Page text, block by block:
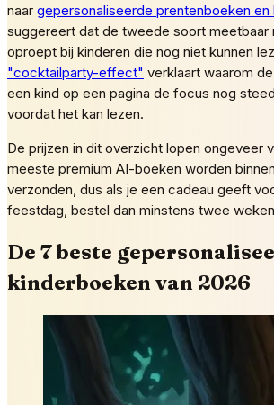
naar gepersonaliseerde prentenboeken
suggereert dat de tweede soort meetbaar
oproept bij kinderen die nog niet kunnen
"cocktailparty-effect" verklaart waarom
een kind op een pagina de focus nog
voordat het kan lezen.
De prijzen in dit overzicht lopen ongeveer
meeste premium AI-boeken worden
verzonden, dus als je een cadeau geeft
feestdag, bestel dan minstens twee
De 7 beste
kinderboeken van 2026